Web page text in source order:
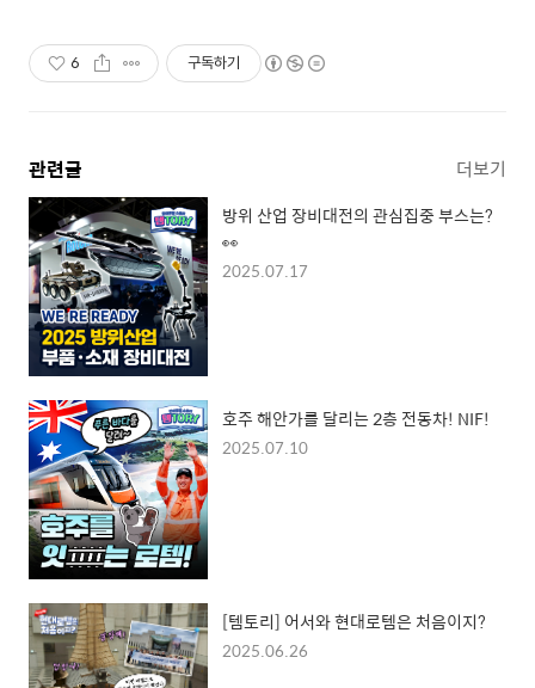
6 구독하기
관련글 더보기
방위 산업 장비대전의 관심집중 부스는?
👀
2025.07.17
호주 해안가를 달리는 2층 전동차! NIF!
2025.07.10
[템토리] 어서와 현대로템은 처음이지?
2025.06.26